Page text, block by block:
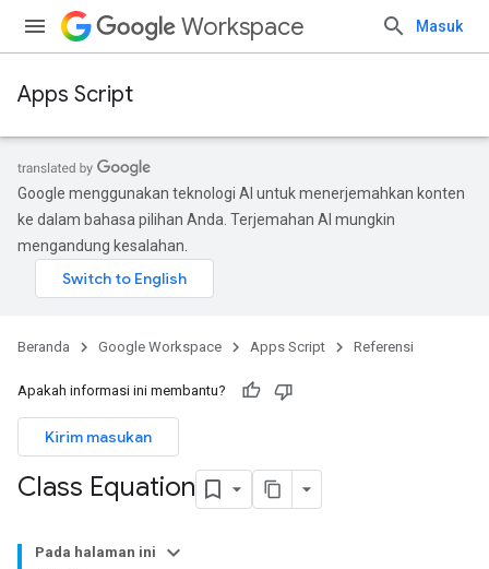
Workspace Masuk
Apps Script
Google menggunakan teknologi AI untuk menerjemahkan konten
ke dalam bahasa pilihan Anda. Terjemahan AI mungkin
mengandung kesalahan.
Beranda Google Workspace Apps Script Referensi
Apakah informasi ini membantu?
Kirim masukan
Class Equation
Pada halaman ini